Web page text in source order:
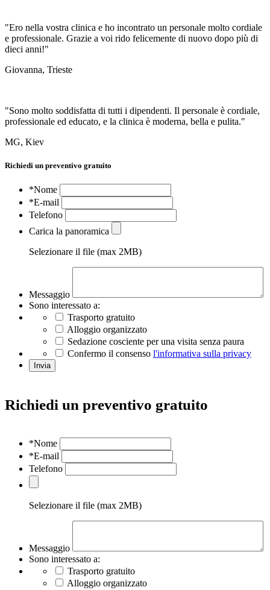
"Ero nella vostra clinica e ho incontrato un personale molto cordiale
e professionale. Grazie a voi rido felicemente di nuovo dopo più di
dieci anni!"
Giovanna, Trieste
"Sono molto soddisfatta di tutti i dipendenti. Il personale è cordiale,
professionale ed educato, e la clinica è moderna, bella e pulita."
MG, Kiev
Richiedi un preventivo gratuito
*Nome
*E-mail
Telefono
Carica la panoramica
Selezionare il file (max 2MB)
Messaggio
Sono interessato a:
Trasporto gratuito
Alloggio organizzato
Sedazione cosciente per una visita senza paura
Confermo il consenso l'informativa sulla privacy
Invia
Richiedi un preventivo gratuito
*Nome
*E-mail
Telefono
Selezionare il file (max 2MB)
Messaggio
Sono interessato a:
Trasporto gratuito
Alloggio organizzato